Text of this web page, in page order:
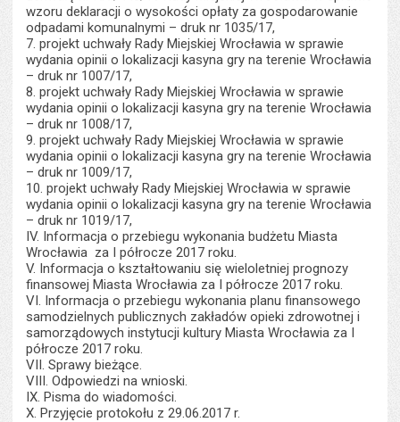
wzoru deklaracji o wysokości opłaty za gospodarowanie
odpadami komunalnymi – druk nr 1035/17,
7. projekt uchwały Rady Miejskiej Wrocławia w sprawie
wydania opinii o lokalizacji kasyna gry na terenie Wrocławia
– druk nr 1007/17,
8. projekt uchwały Rady Miejskiej Wrocławia w sprawie
wydania opinii o lokalizacji kasyna gry na terenie Wrocławia
– druk nr 1008/17,
9. projekt uchwały Rady Miejskiej Wrocławia w sprawie
wydania opinii o lokalizacji kasyna gry na terenie Wrocławia
– druk nr 1009/17,
10. projekt uchwały Rady Miejskiej Wrocławia w sprawie
wydania opinii o lokalizacji kasyna gry na terenie Wrocławia
– druk nr 1019/17,
IV. Informacja o przebiegu wykonania budżetu Miasta
Wrocławia za I półrocze 2017 roku.
V. Informacja o kształtowaniu się wieloletniej prognozy
finansowej Miasta Wrocławia za I półrocze 2017 roku.
VI. Informacja o przebiegu wykonania planu finansowego
samodzielnych publicznych zakładów opieki zdrowotnej i
samorządowych instytucji kultury Miasta Wrocławia za I
półrocze 2017 roku.
VII. Sprawy bieżące.
VIII. Odpowiedzi na wnioski.
IX. Pisma do wiadomości.
X. Przyjęcie protokołu z 29.06.2017 r.